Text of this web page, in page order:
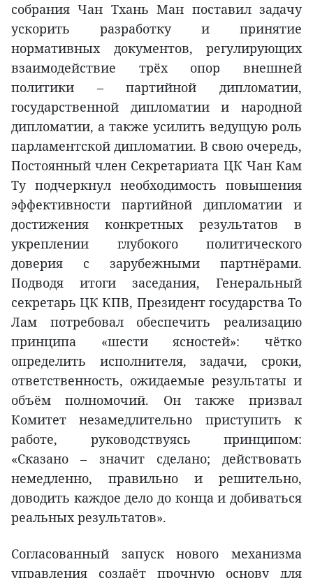
собрания Чан Тхань Ман поставил задачу
ускорить разработку и принятие
нормативных документов, регулирующих
взаимодействие трёх опор внешней
политики – партийной дипломатии,
государственной дипломатии и народной
дипломатии, а также усилить ведущую роль
парламентской дипломатии. В свою очередь,
Постоянный член Секретариата ЦК Чан Кам
Ту подчеркнул необходимость повышения
эффективности партийной дипломатии и
достижения конкретных результатов в
укреплении глубокого политического
доверия с зарубежными партнёрами.
Подводя итоги заседания, Генеральный
секретарь ЦК КПВ, Президент государства То
Лам потребовал обеспечить реализацию
принципа «шести ясностей»: чётко
определить исполнителя, задачи, сроки,
ответственность, ожидаемые результаты и
объём полномочий. Он также призвал
Комитет незамедлительно приступить к
работе, руководствуясь принципом:
«Сказано – значит сделано; действовать
немедленно, правильно и решительно,
доводить каждое дело до конца и добиваться
реальных результатов».
Согласованный запуск нового механизма
управления создаёт прочную основу для